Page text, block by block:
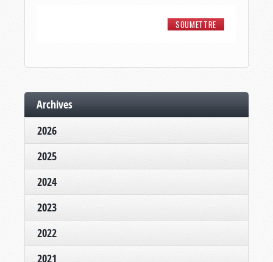
Archives
2026
2025
2024
2023
2022
2021